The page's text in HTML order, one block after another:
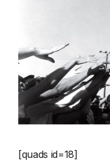
[quads id=18]